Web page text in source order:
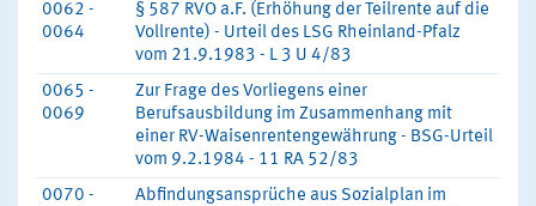
0062 -
0064
§ 587 RVO a.F. (Erhöhung der Teilrente auf die
Vollrente) - Urteil des LSG Rheinland-Pfalz
vom 21.9.1983 - L 3 U 4/83
0065 -
0069
Zur Frage des Vorliegens einer
Berufsausbildung im Zusammenhang mit
einer RV-Waisenrentengewährung - BSG-Urteil
vom 9.2.1984 - 11 RA 52/83
0070 -
Abfindungsansprüche aus Sozialplan im